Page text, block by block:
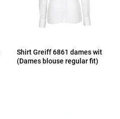
Shirt Greiff 6861 dames wit
(Dames blouse regular fit)